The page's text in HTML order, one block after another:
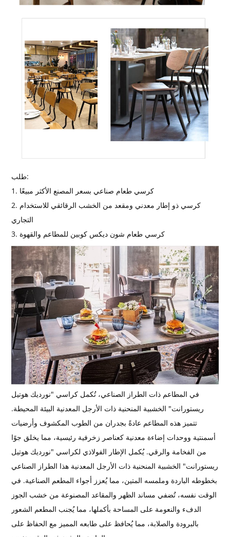
طلب:
1. كرسي طعام صناعي بسعر المصنع الأكثر مبيعًا
2. كرسي ذو إطار معدني ومقعد من الخشب الرقائقي للاستخدام
التجاري
3. كرسي طعام شون ديكس كوبين للمطاعم والقهوة
في المطاعم ذات الطراز الصناعي، تُكمل كراسي "نورديك هوتيل
ريستورانت" الخشبية المنحنية ذات الأرجل المعدنية البيئة المحيطة.
تتميز هذه المطاعم عادةً بجدران من الطوب المكشوف وأرضيات
أسمنتية ووحدات إضاءة معدنية كعناصر زخرفية رئيسية، مما يخلق جوًا
من الفخامة والرقي. يُكمل الإطار الفولاذي لكراسي "نورديك هوتيل
ريستورانت" الخشبية المنحنية ذات الأرجل المعدنية هذا الطراز الصناعي
بخطوطه الباردة وملمسه المتين، مما يُعزز أجواء المطعم الصناعية. في
الوقت نفسه، تُضفي مساند الظهر والمقاعد المصنوعة من خشب الجوز
الدفء والنعومة على المساحة بأكملها، مما يُجنب المطعم الشعور
بالبرودة والصلابة، مما يُحافظ على طابعه المميز مع الحفاظ على